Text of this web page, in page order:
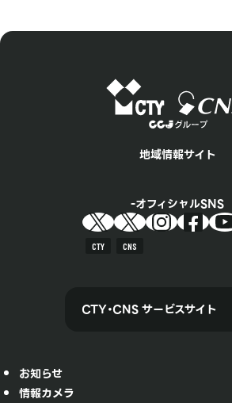
地域情報サイト
オフィシャルSNS
CTY CNS
CTY・CNS サービスサイト
お知らせ
情報カメラ